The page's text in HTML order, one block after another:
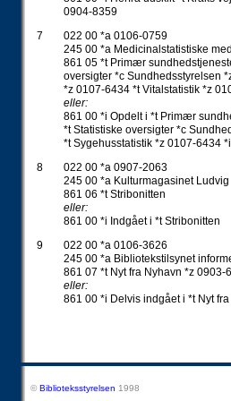
0904-8359
7
022 00 *a 0106-0759
245 00 *a Medicinalstatistiske
861 05 *t Primær
oversigter *c Sundhedsstyrelsen
*z 0107-6434 *t Vitalstatistik *z
eller:
861 00 *i Opdelt i *t Primær
*t Statistiske oversigter *c
*t Sygehusstatistik *z 0107-6434
8
022 00 *a 0907-2063
245 00 *a Kulturmagasinet Ludvig
861 06 *t Stribonitten
eller:
861 00 *i Indgået i *t Stribonitten
9
022 00 *a 0106-3626
245 00 *a Bibliotekstilsynet
861 07 *t Nyt fra Nyhavn *z 0903-
eller:
861 00 *i Delvis indgået i *t Nyt
© Biblioteksstyrelsen 1998